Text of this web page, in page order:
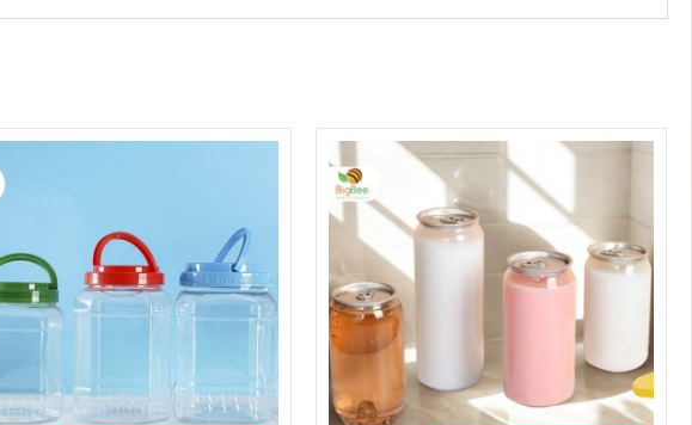
thực phẩm đựng bên trong.
nhựa khác.
lạnh ở – 90 độ C thì cấu trúc hóa học của sản phẩm vẫn được
thay đổi khi nhiệt độ khoảng 100 độ C